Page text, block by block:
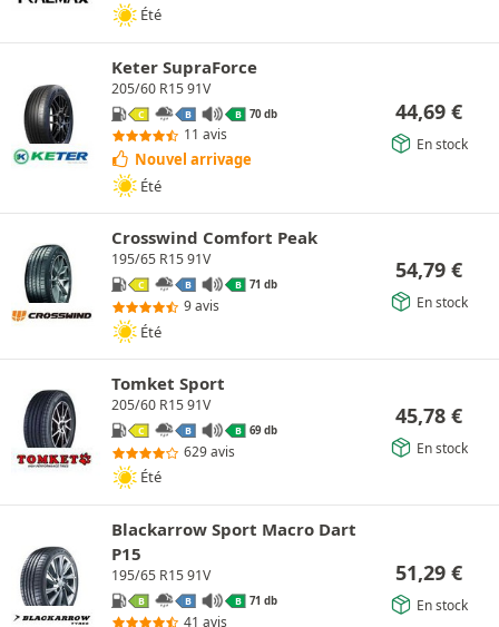
Été
Keter SupraForce
205/60 R15 91V
C B B 70 db
11 avis
Nouvel arrivage
Été
44,69 €
En stock
Crosswind Comfort Peak
195/65 R15 91V
C B B 71 db
9 avis
Été
54,79 €
En stock
Tomket Sport
205/60 R15 91V
C B B 69 db
629 avis
Été
45,78 €
En stock
Blackarrow Sport Macro Dart
P15
195/65 R15 91V
B B B 71 db
41 avis
51,29 €
En stock